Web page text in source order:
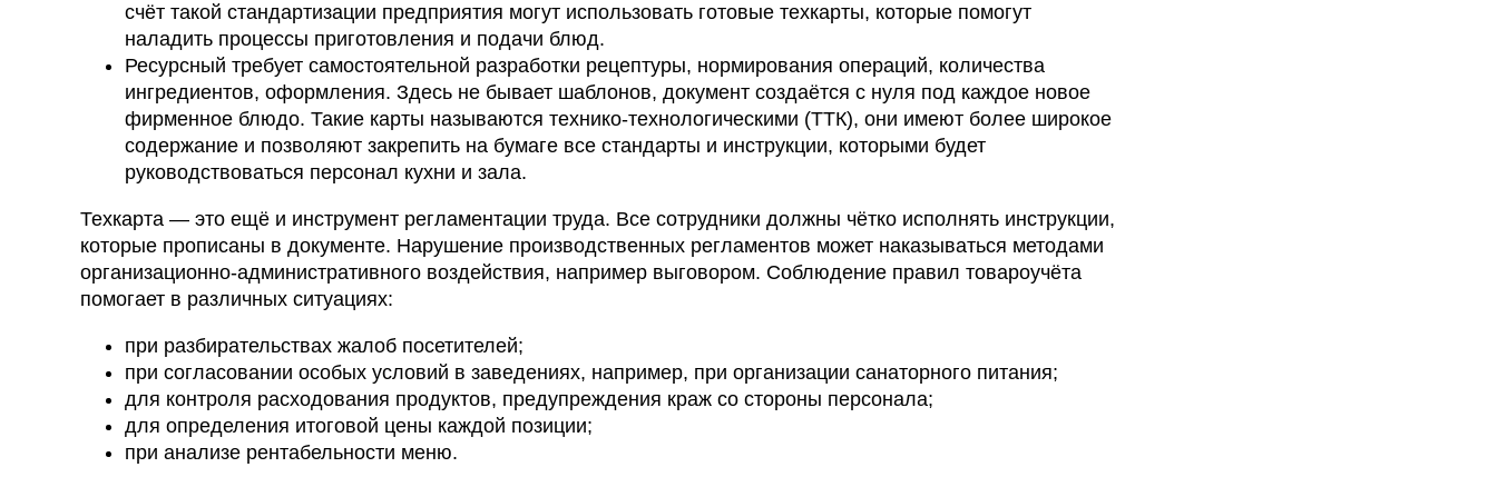
счёт такой стандартизации предприятия могут использовать готовые техкарты, которые помогут
наладить процессы приготовления и подачи блюд.
Ресурсный требует самостоятельной разработки рецептуры, нормирования операций, количества
ингредиентов, оформления. Здесь не бывает шаблонов, документ создаётся с нуля под каждое новое
фирменное блюдо. Такие карты называются технико-технологическими (ТТК), они имеют более широкое
содержание и позволяют закрепить на бумаге все стандарты и инструкции, которыми будет
руководствоваться персонал кухни и зала.
Техкарта — это ещё и инструмент регламентации труда. Все сотрудники должны чётко исполнять инструкции,
которые прописаны в документе. Нарушение производственных регламентов может наказываться методами
организационно-административного воздействия, например выговором. Соблюдение правил товароучёта
помогает в различных ситуациях:
при разбирательствах жалоб посетителей;
при согласовании особых условий в заведениях, например, при организации санаторного питания;
для контроля расходования продуктов, предупреждения краж со стороны персонала;
для определения итоговой цены каждой позиции;
при анализе рентабельности меню.